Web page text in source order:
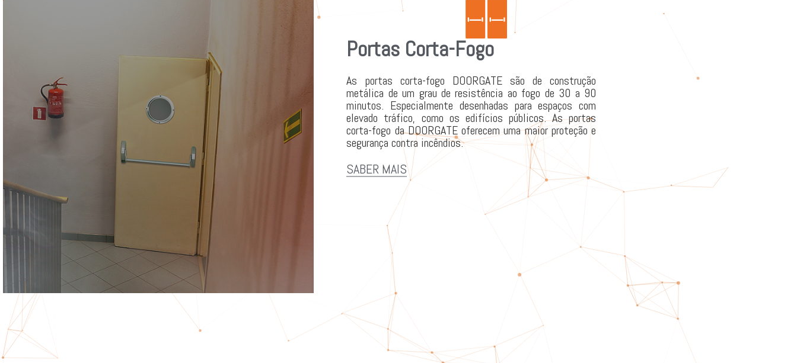
Portas Corta-Fogo
As portas corta-fogo DOORGATE são de construção
metálica de um grau de resistência ao fogo de 30 a 90
minutos. Especialmente desenhadas para espaços com
elevado tráfico, como os edifícios públicos. As portas
corta-fogo da DOORGATE oferecem uma maior proteção e
segurança contra incêndios.
SABER MAIS